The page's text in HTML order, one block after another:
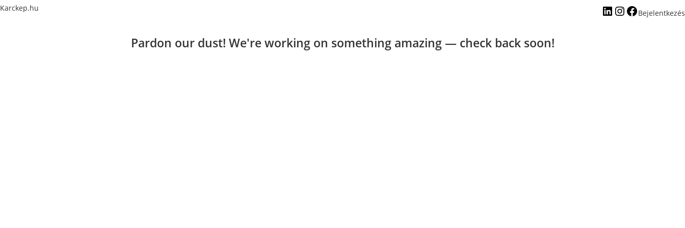
Karckep.hu
Bejelentkezés
Pardon our dust! We're working on something amazing — check back soon!